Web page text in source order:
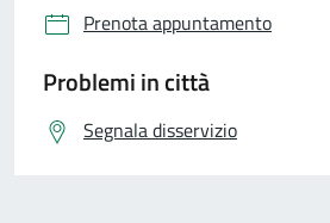
Prenota appuntamento
Problemi in città
Segnala disservizio